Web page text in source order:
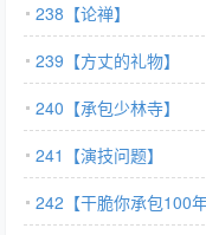
238【论禅】
239【方丈的礼物】
240【承包少林寺】
241【演技问题】
242【干脆你承包100年